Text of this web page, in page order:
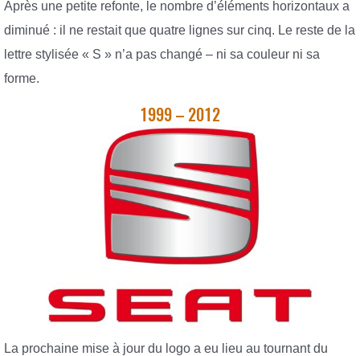
Après une petite refonte, le nombre d’éléments horizontaux a
diminué : il ne restait que quatre lignes sur cinq. Le reste de la
lettre stylisée « S » n’a pas changé – ni sa couleur ni sa
forme.
1999 – 2012
La prochaine mise à jour du logo a eu lieu au tournant du